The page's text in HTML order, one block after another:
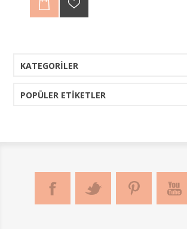
Kitap Standı + 1 adet Mahi Telefon Standı
KATEGORILER
POPÜLER ETIKETLER